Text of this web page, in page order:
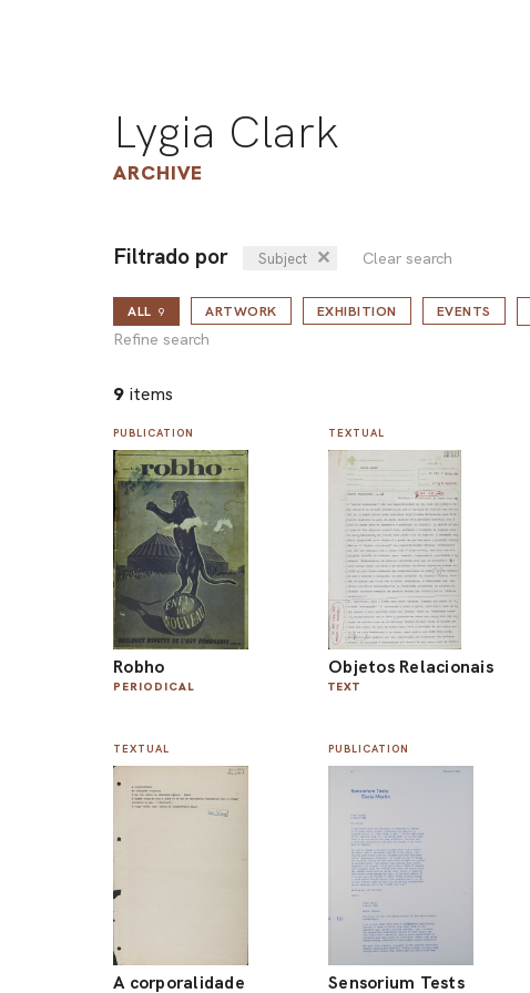
Lygia Clark
ARCHIVE
Filtrado por Subject ✕ Clear search
ALL 9
Refine search
ARTWORK EXHIBITION EVENTS
9 items
PUBLICATION
Robho
PERIODICAL
TEXTUAL
Objetos Relacionais
TEXT
TEXTUAL
A corporalidade
PUBLICATION
Sensorium Tests